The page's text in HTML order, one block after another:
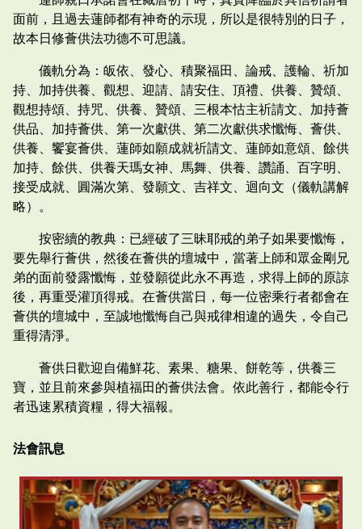
面前，且過去蓮師都有神奇的示現，所以是很特別的日子，
故本日修薈供法功德不可思議。
儀軌分為：皈依、發心、積聚福田、論戒、護輪、祈加
持、加持供養、觀想、迎請、請安住、頂禮、供養、贊頌、
觀想持頌、持咒、供養、贊頌、三根本怙主祈請文、加持薈
供品、加持薈供、第一次獻供、第二次獻供求懺悔、薈供、
供養、饗宴薈供、蓮師如願成就祈請文、蓮師如意頌、餘供
加持、餘供、供養天瑪女神、馬舞、供養、讚誦、百字明、
接受成就、圓滿次第、發願文、吉祥文、迴向文（儀軌講解
略）。
按密續的教典：已經破了三昧耶戒的弟子如果要懺悔，
要先舉行薈供，然後在薈供的壇城中，當著上師和眾金剛兄
弟的面前發露懺悔，並發願從此永不再造，求得上師的原諒
後，再重受灌頂得戒。在薈供當日，每一位密乘行者都會在
薈供的壇城中，至誠地懺悔自己與戒律相違的過失，令自己
重得清淨。
薈供日歡迎自備鮮花、素果、糖果、餅乾等，供養三
寶，並且前來參與植福田的薈供法會。依此善行，都能令行
者迅速累積資糧，得大福報。
法會訊息